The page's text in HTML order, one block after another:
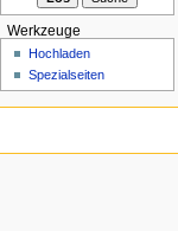
Werkzeuge
Hochladen
Spezialseiten